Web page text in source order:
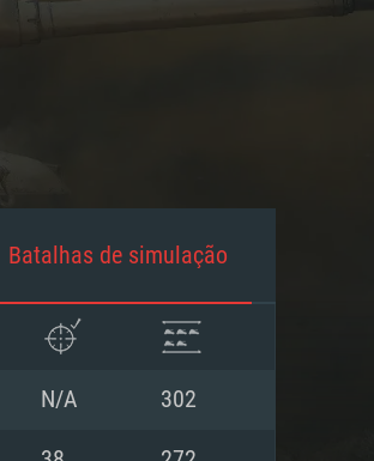
Batalhas de simulação
N/A 302